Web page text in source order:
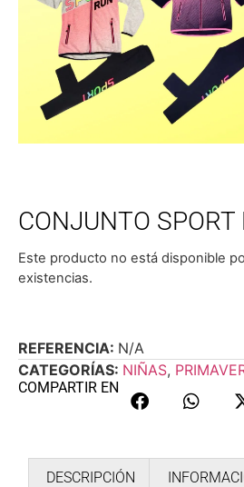
CONJUNTO SPORT
Este producto no está disponible
existencias.
REFERENCIA: N/A
CATEGORÍAS: NIÑAS,
COMPARTIR EN
DESCRIPCIÓN